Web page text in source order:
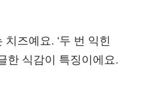
즈예요. ‘두 번 익힌
한 식감이 특징이에요.